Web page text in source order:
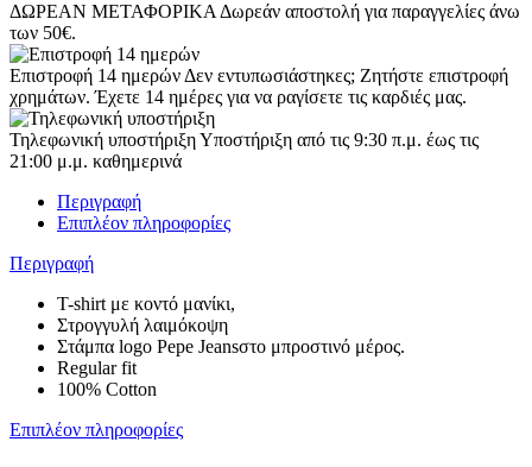
ΔΩΡΕΑΝ ΜΕΤΑΦΟΡΙΚΑ Δωρεάν αποστολή για παραγγελίες άνω
των 50€.
Επιστροφή 14 ημερών Δεν εντυπωσιάστηκες; Ζητήστε επιστροφή
χρημάτων. Έχετε 14 ημέρες για να ραγίσετε τις καρδιές μας.
Τηλεφωνική υποστήριξηΥποστήριξη από τις 9:30 π.μ. έως τις
21:00 μ.μ. καθημερινά
Περιγραφή
Επιπλέον πληροφορίες
Περιγραφή
T-shirt με κοντό μανίκι,
Στρογγυλή λαιμόκοψη
Στάμπα logo Pepe Jeansστο μπροστινό μέρος.
Regular fit
100% Cotton
Επιπλέον πληροφορίες